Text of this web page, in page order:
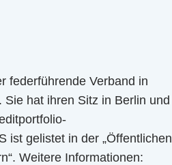
federführende Verband in
hat ihren Sitz in Berlin und
ist gelistet in der „Öffentlichen
Weitere Informationen: